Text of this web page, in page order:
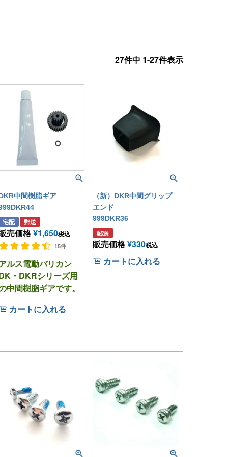
27件中 1-27件表示
中間樹脂ギア
宅配 郵送
売価格¥1,650税込
15件
ルス電動バリカン
・DKRシリーズ用
中間樹脂ギアです。
カートに入れる
（新）DKR中間グリップ
エンド
999DKR36
郵送
販売価格¥330税込
カートに入れる